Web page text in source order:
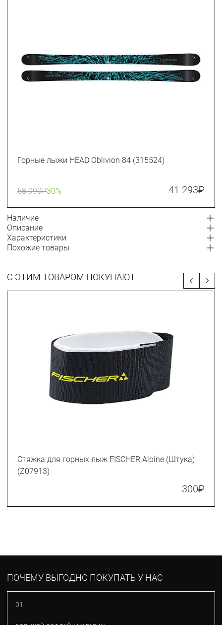
Горные лыжи HEAD Oblivion 84 (315524)
58 990₽30% 41 293₽
Наличие
Описание
Характеристики
Похожие товары
С ЭТИМ ТОВАРОМ ПОКУПАЮТ
Стяжка для горных лыж FISCHER Alpine (Штука)
(Z07913)
300₽
ПОЧЕМУ ВЫГОДНО ПОКУПАТЬ У НАС
01